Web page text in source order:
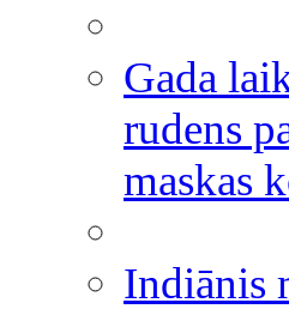
Gada
rudens
maskas
Indiānis